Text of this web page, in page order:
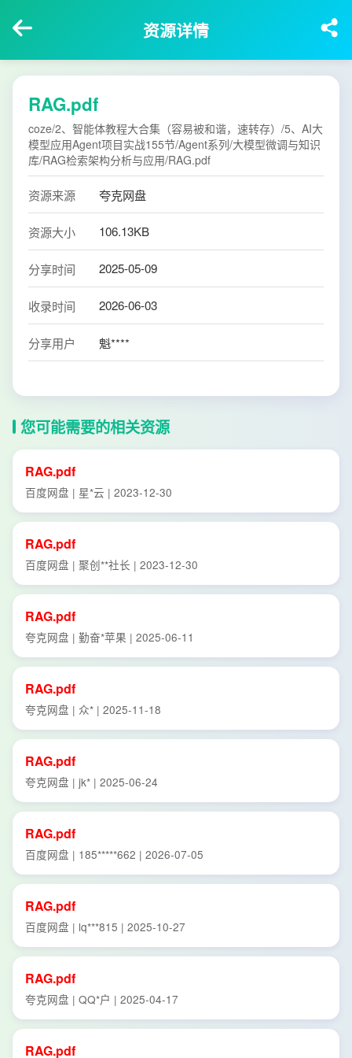
资源详情
RAG.pdf
coze/2、智能体教程大合集（容易被和谐，速转存）/5、AI大
模型应用Agent项目实战155节/Agent系列/大模型微调与知识
库/RAG检索架构分析与应用/RAG.pdf
资源来源 夸克网盘
资源大小 106.13KB
分享时间 2025-05-09
收录时间 2026-06-03
分享用户 魁****
您可能需要的相关资源
RAG.pdf
百度网盘 | 星*云 | 2023-12-30
RAG.pdf
百度网盘 | 聚创**社长 | 2023-12-30
RAG.pdf
夸克网盘 | 勤奋*苹果 | 2025-06-11
RAG.pdf
夸克网盘 | 众* | 2025-11-18
RAG.pdf
夸克网盘 | jk* | 2025-06-24
RAG.pdf
百度网盘 | 185*****662 | 2026-07-05
RAG.pdf
百度网盘 | lq***815 | 2025-10-27
RAG.pdf
夸克网盘 | QQ*户 | 2025-04-17
RAG.pdf